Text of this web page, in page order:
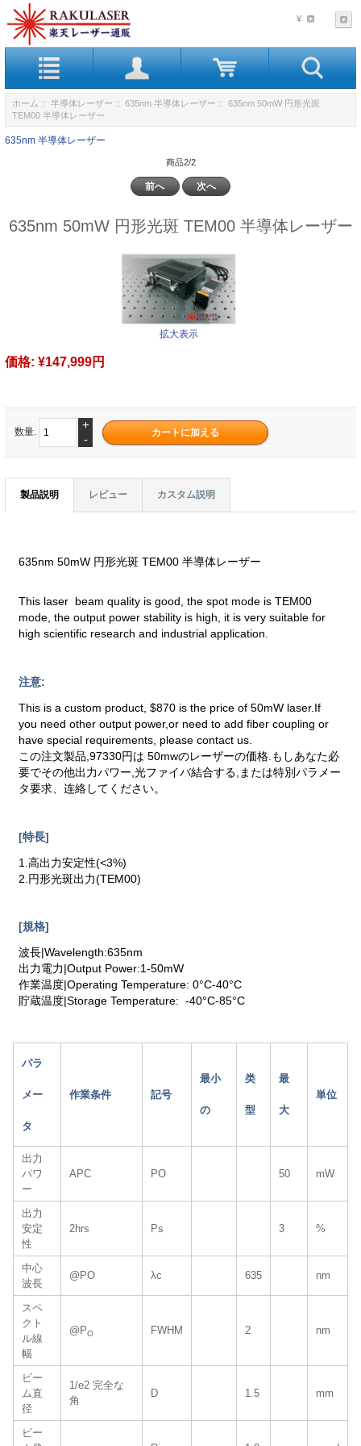
¥
ホーム :: 半導体レーザー :: 635nm 半導体レーザー :: 635nm 50mW 円形光斑
TEM00 半導体レーザー
635nm 半導体レーザー
商品2/2
前へ 次へ
635nm 50mW 円形光斑 TEM00 半導体レーザー
拡大表示
価格: ¥147,999円
数量.
+
-
製品説明 レビュー カスタム説明
635nm 50mW 円形光斑 TEM00 半導体レーザー
This laser beam quality is good, the spot mode is TEM00
mode, the output power stability is high, it is very suitable for
high scientific research and industrial application.
注意:
This is a custom product, $870 is the price of 50mW laser.If
you need other output power,or need to add fiber coupling or
have special requirements, please contact us.
この注文製品,97330円は 50mwのレーザーの価格.もしあなた必
要でその他出力パワー,光ファイバ結合する,または特別パラメー
タ要求、连絡してください。
[特長]
1.高出力安定性(<3%)
2.円形光斑出力(TEM00)
[規格]
波長|Wavelength:635nm
出力電力|Output Power:1-50mW
作業温度|Operating Temperature: 0°C-40°C
貯蔵温度|Storage Temperature: -40°C-85°C
パラ
メー
タ
作業条件 記号
最小
の
类
型
最
大
単位
出力
パワ
ー
APC PO 50 mW
出力
安定
性
2hrs Ps 3 %
中心
波長
@PO λc 635 nm
スペ
クト
ル線
幅
@PO FWHM 2 nm
ビー
ム直
径
1/e2 完全な
角
D 1.5 mm
ビー